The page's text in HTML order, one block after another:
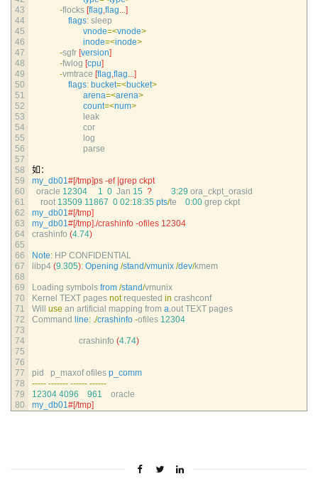
43
44
45
46
47
48
49
50
51
52
53
54
55
56
57
58
59
60
61
62
63
64
65
66
67
68
69
70
71
72
73
74
75
76
77
78
79
80
-flocks [flag,flag...]
flags: sleep
vnode=<vnode>
inode=<inode>
-sgfr [version]
-fwlog [cpu]
-vmtrace [flag,flag...]
flags: bucket=<bucket>
arena=<arena>
count=<num>
leak
cor
log
parse
如：
my_db01#[/tmp]ps -ef |grep ckpt
oracle 12304 1 0 Jan 15 ? 3:29 ora_ckpt_orasid
root 13509 11867 0 02:18:35 pts/te 0:00 grep ckpt
my_db01#[/tmp]
my_db01#[/tmp]./crashinfo -ofiles 12304
crashinfo (4.74)
Note: HP CONFIDENTIAL
libp4 (9.305): Opening /stand/vmunix /dev/kmem
Loading symbols from /stand/vmunix
Kernel TEXT pages not requested in crashconf
Will use an artificial mapping from a.out TEXT pages
Command line: ./crashinfo -ofiles 12304
crashinfo (4.74)
pid p_maxof ofiles p_comm
----- ------- ------ ------
12304 4096 961
oracle
my_db01#[/tmp]